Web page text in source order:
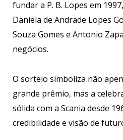
fundar a P. B. Lopes em
Daniela de Andrade Lopes
Souza Gomes e Antonio
negócios.
O sorteio simboliza não
grande prêmio, mas a
sólida com a Scania desde
credibilidade e visão de